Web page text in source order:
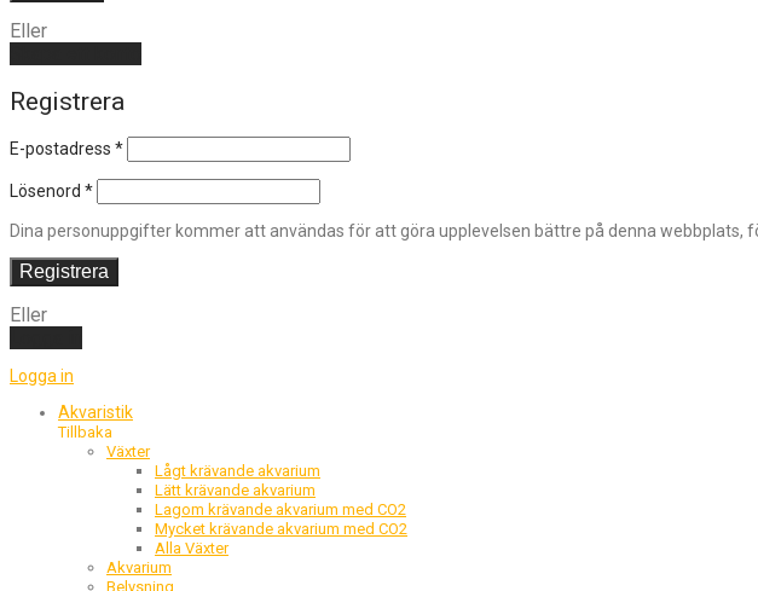
Eller
Registrera
E-postadress *
Lösenord *
Dina personuppgifter kommer att användas för att göra upplevelsen bättre på denna
Registrera
Eller
Logga in
Akvaristik
Tillbaka
Växter
Lågt krävande akvarium
Lätt krävande akvarium
Lagom krävande akvarium med CO2
Mycket krävande akvarium med CO2
Alla Växter
Akvarium
Belysning